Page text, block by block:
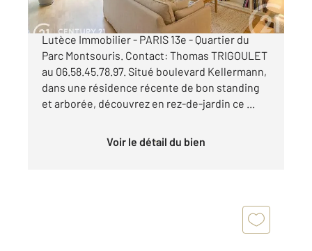
EN EXCLUSIVITE dans votre agence Century 21
Lutèce Immobilier - PARIS 13e - Quartier du
Parc Montsouris. Contact: Thomas TRIGOULET
au 06.58.45.78.97. Situé boulevard Kellermann,
dans une résidence récente de bon standing
et arborée, découvrez en rez-de-jardin ce ...
Voir le détail du bien